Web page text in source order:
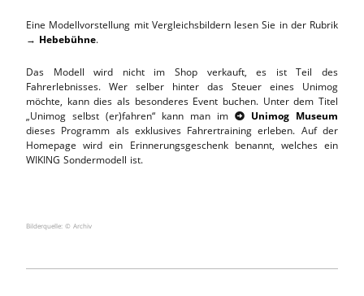
Eine Modellvorstellung mit Vergleichsbildern lesen Sie in der Rubrik
→ Hebebühne.
Das Modell wird nicht im Shop verkauft, es ist Teil des
Fahrerlebnisses. Wer selber hinter das Steuer eines Unimog
möchte, kann dies als besonderes Event buchen. Unter dem Titel
„Unimog selbst (er)fahren“ kann man im

Unimog Museum
dieses Programm als exklusives Fahrertraining erleben. Auf der
Homepage wird ein Erinnerungsgeschenk benannt, welches ein
WIKING Sondermodell ist.
Bilderquelle: © Archiv